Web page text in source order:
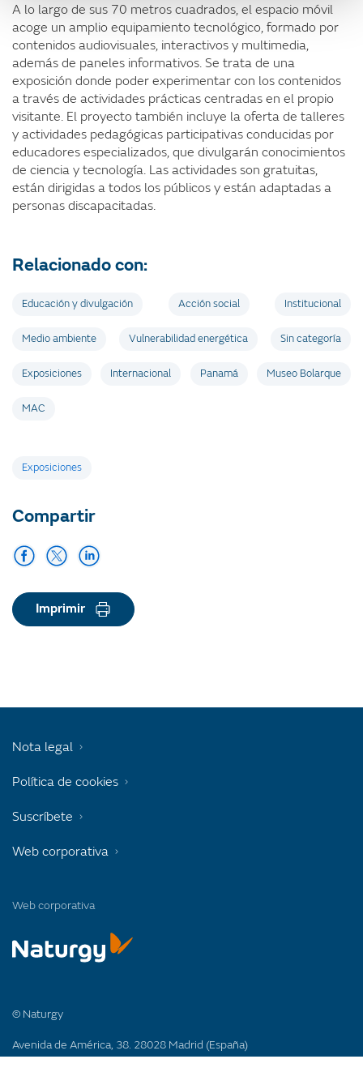
A lo largo de sus 70 metros cuadrados, el espacio móvil
acoge un amplio equipamiento tecnológico, formado por
contenidos audiovisuales, interactivos y multimedia,
además de paneles informativos. Se trata de una
exposición donde poder experimentar con los contenidos
a través de actividades prácticas centradas en el propio
visitante. El proyecto también incluye la oferta de talleres
y actividades pedagógicas participativas conducidas por
educadores especializados, que divulgarán conocimientos
de ciencia y tecnología. Las actividades son gratuitas,
están dirigidas a todos los públicos y están adaptadas a
personas discapacitadas.
Relacionado con:
Educación y divulgación Acción social Institucional
Medio ambiente Vulnerabilidad energética Sin categoría
Exposiciones Internacional Panamá Museo Bolarque
MAC
Etiquetas
Exposiciones
Compartir
Imprimir
Web corporativa
© Naturgy
Avenida de América, 38. 28028 Madrid (España)
Nota legal
Política de cookies
Suscríbete
Web corporativa